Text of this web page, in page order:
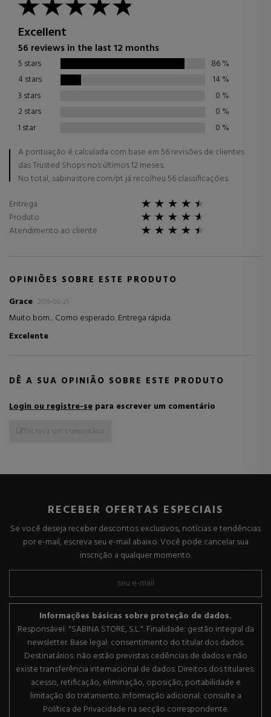
Excellent
56 reviews in the last 12 months
5 stars 86%
4 stars
14%
3 stars
0 %
2 stars
0 %
1 star
0 %
A pontuação é calculada com base em 56 revisões de clientes
das Trusted Shops nos últimos 12 meses.
No total, sabinastore.com/pt já recolheu 56 classificações.
Entrega
Produto
Atendimento ao cliente
OPINIÕES SOBRE ESTE PRODUTO
Grace 2019-08-21
Muito bom... Como esperado. Entrega rápida.
Excelente
DÊ A SUA OPINIÃO SOBRE ESTE PRODUTO
Login ou registre-se para escrever um comentário
Escreva um comentário
RECEBER OFERTAS ESPECIAIS
Se você deseja receber descontos exclusivos, notícias e tendências
por e-mail, escreva seu e-mail abaixo. Você pode cancelar sua
inscrição a qualquer momento.
Informações básicas sobre proteção de dados.
Responsável: "SABINA STORE, S.L.". Finalidade: gestão integral da
newsletter. Base legal: consentimento do titular dos dados.
Destinatários: não estão previstas cedências de dados e não
existe transferência internacional de dados. Direitos dos titulares:
acesso, retificação, eliminação, oposição, portabilidade e
limitação do tratamento. Informação adicional: consulte a
Política de Privacidade na secção correspondente.